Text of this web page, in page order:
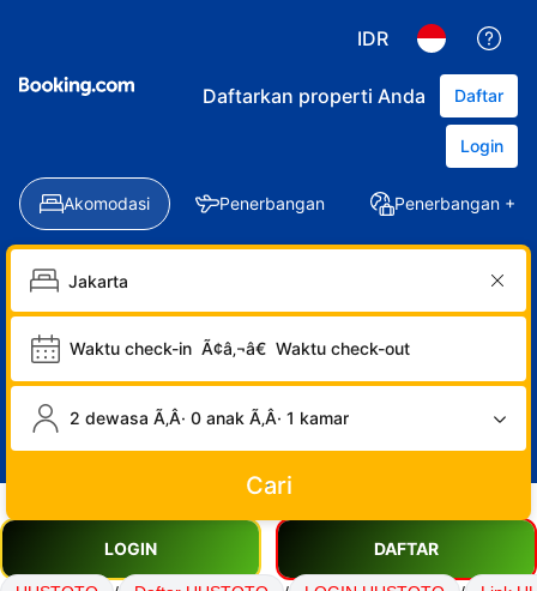
IDR
Daftarkan properti Anda Daftar
Login
Akomodasi Penerbangan Penerbangan +
Waktu check-in Ã¢â‚¬â€ Waktu check-out
2 dewasa Ã‚Â· 0 anak Ã‚Â· 1 kamar
Cari
LOGIN DAFTAR